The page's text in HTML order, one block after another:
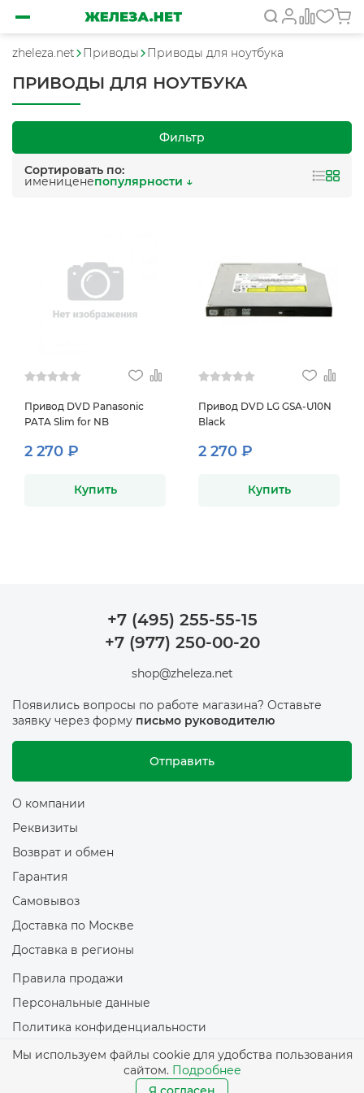
zheleza.net Приводы Приводы для ноутбука
ПРИВОДЫ ДЛЯ НОУТБУКА
Фильтр
Сортировать по:
имениценепопулярности ↓
Привод DVD Panasonic
PATA Slim for NB
2 270 ₽
Купить
Привод DVD LG GSA-U10N
Black
2 270 ₽
Купить
+7 (495) 255-55-15
+7 (977) 250-00-20
shop@zheleza.net
Появились вопросы по работе магазина? Оставьте
заявку через форму письмо руководителю
Отправить
О компании
Реквизиты
Возврат и обмен
Гарантия
Самовывоз
Доставка по Москве
Доставка в регионы
Правила продажи
Персональные данные
Политика конфиденциальности
Политика обработки файлов Cookie
Мы используем файлы cookie для удобства пользования
сайтом. Подробнее